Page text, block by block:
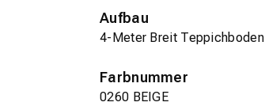
Aufbau
4-Meter Breit Teppichboden
Farbnummer
0260 BEIGE